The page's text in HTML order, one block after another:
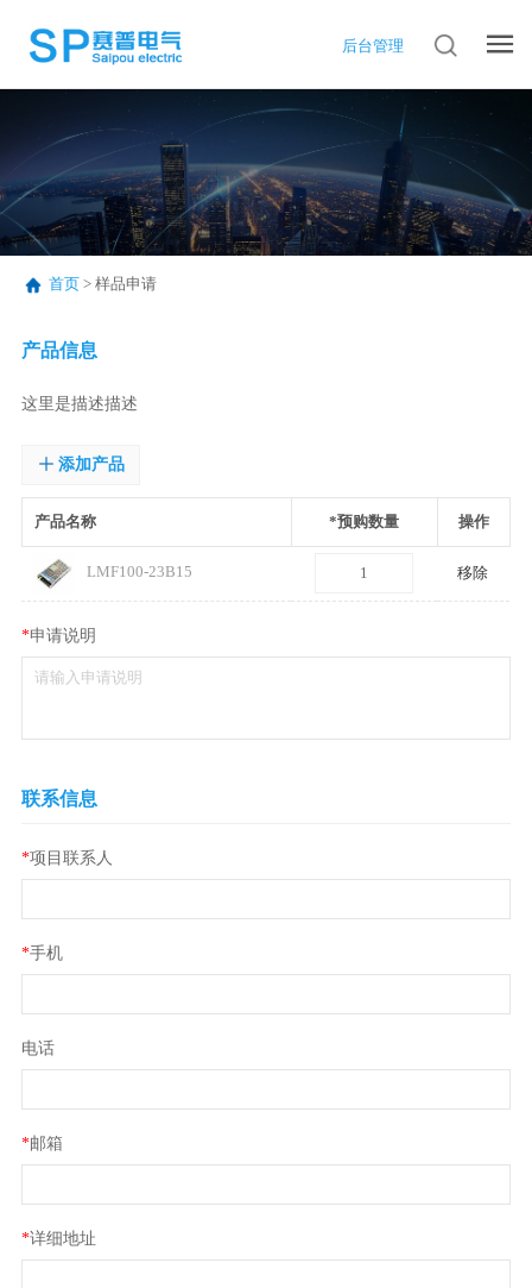
后台管理
首页> 样品申请
产品信息
这里是描述描述
添加产品
产品名称 *预购数量 操作
LMF100-23B15 移除
*申请说明
联系信息
*项目联系人
*手机
电话
*邮箱
*详细地址